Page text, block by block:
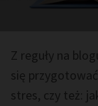
Z reguły na
się
stres, czy też: